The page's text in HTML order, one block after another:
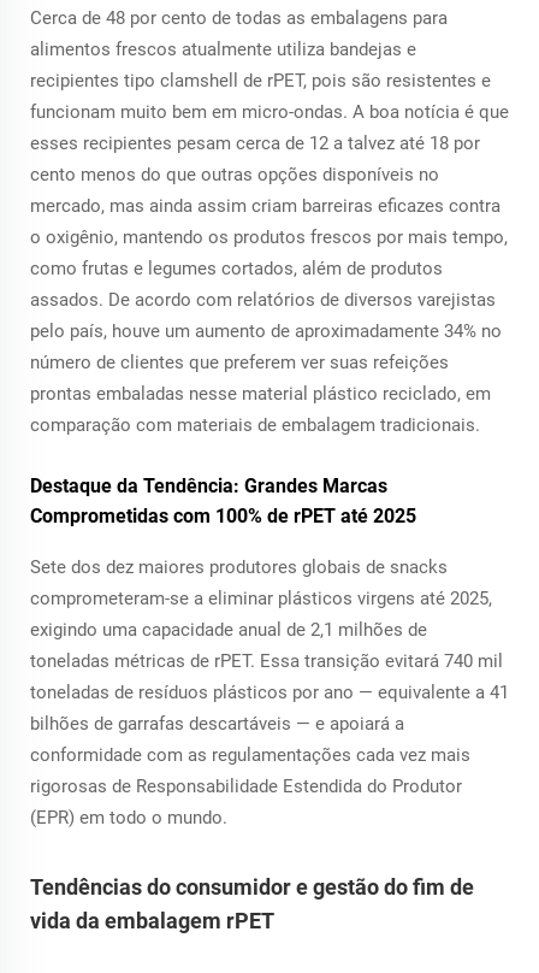
Cerca de 48 por cento de todas as embalagens para
alimentos frescos atualmente utiliza bandejas e
recipientes tipo clamshell de rPET, pois são resistentes e
funcionam muito bem em micro-ondas. A boa notícia é que
esses recipientes pesam cerca de 12 a talvez até 18 por
cento menos do que outras opções disponíveis no
mercado, mas ainda assim criam barreiras eficazes contra
o oxigênio, mantendo os produtos frescos por mais tempo,
como frutas e legumes cortados, além de produtos
assados. De acordo com relatórios de diversos varejistas
pelo país, houve um aumento de aproximadamente 34% no
número de clientes que preferem ver suas refeições
prontas embaladas nesse material plástico reciclado, em
comparação com materiais de embalagem tradicionais.
Destaque da Tendência: Grandes Marcas
Comprometidas com 100% de rPET até 2025
Sete dos dez maiores produtores globais de snacks
comprometeram-se a eliminar plásticos virgens até 2025,
exigindo uma capacidade anual de 2,1 milhões de
toneladas métricas de rPET. Essa transição evitará 740 mil
toneladas de resíduos plásticos por ano — equivalente a 41
bilhões de garrafas descartáveis — e apoiará a
conformidade com as regulamentações cada vez mais
rigorosas de Responsabilidade Estendida do Produtor
(EPR) em todo o mundo.
Tendências do consumidor e gestão do fim de
vida da embalagem rPET